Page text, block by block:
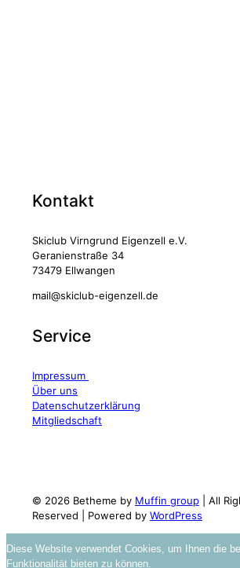
Kontakt
Skiclub Virngrund Eigenzell e.V.
Geranienstraße 34
73479 Ellwangen
mail@skiclub-eigenzell.de
Service
Impressum
Über uns
Datenschutzerklärung
Mitgliedschaft
© 2026 Betheme by Muffin group | All
Reserved | Powered by WordPress
Diese Website verwendet Cookies, um Ihnen die
Funktionalität bieten zu können.